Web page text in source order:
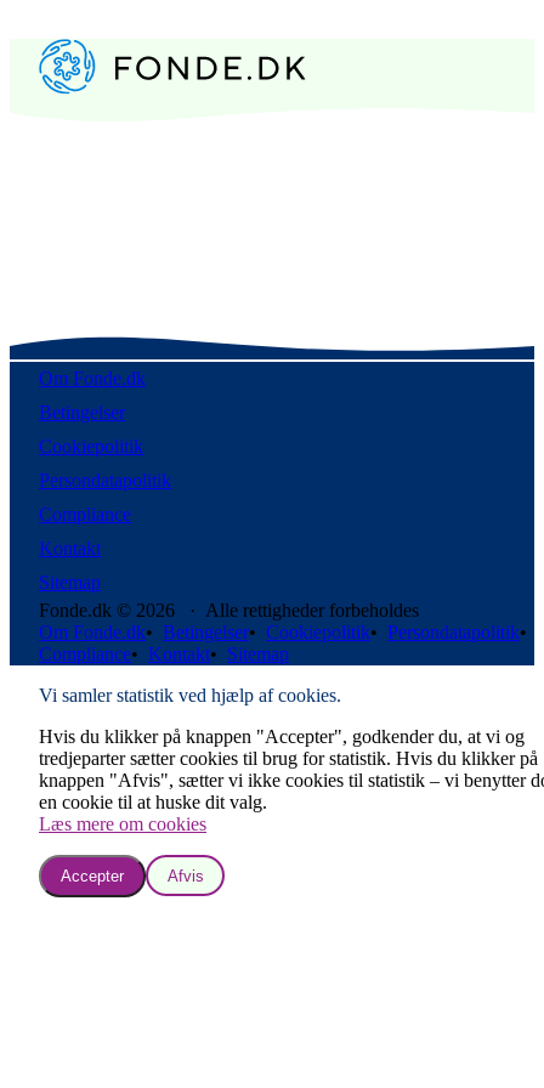
Om Fonde.dk
Betingelser
Cookiepolitik
Persondatapolitik
Compliance
Kontakt
Sitemap
Fonde.dk © 2026 · Alle rettigheder forbeholdes
Om Fonde.dk• Betingelser• Cookiepolitik• Persondatapolitik•
Compliance• Kontakt• Sitemap
Vi samler statistik ved hjælp af cookies.
Hvis du klikker på knappen "Accepter", godkender du, at vi og
tredjeparter sætter cookies til brug for statistik. Hvis du klikker på
knappen "Afvis", sætter vi ikke cookies til statistik – vi benytter
en cookie til at huske dit valg.
Læs mere om cookies
Accepter Afvis